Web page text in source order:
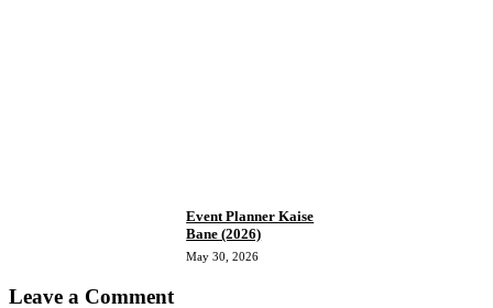
Event Planner Kaise
Bane (2026)
May 30, 2026
Leave a Comment